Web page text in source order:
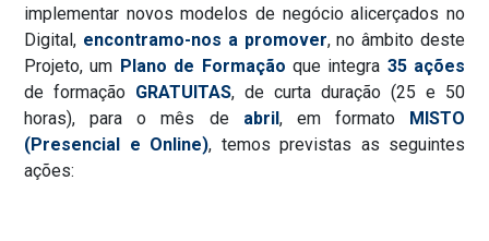
implementar novos modelos de negócio alicerçados no
Digital, encontramo-nos a promover, no âmbito deste
Projeto, um Plano de Formação que integra 35 ações
de formação GRATUITAS, de curta duração (25 e 50
horas), para o mês de abril, em formato MISTO
(Presencial e Online), temos previstas as seguintes
ações: